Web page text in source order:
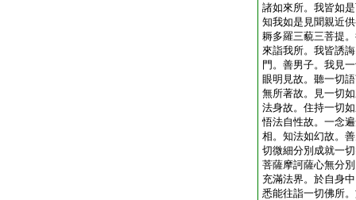
諸如來所。我皆如
知我如是見聞親近
耨多羅三藐三菩提
來詣我所。我皆誘
門。善男子。我見
眼明見故。聽一切
無所著故。見一切
法身故。住持一切
悟法自性故。一念
相。知法如幻故。
切微細分別成就一
菩薩摩訶薩心無分
充滿法界。於自身
悉能往詣一切佛所